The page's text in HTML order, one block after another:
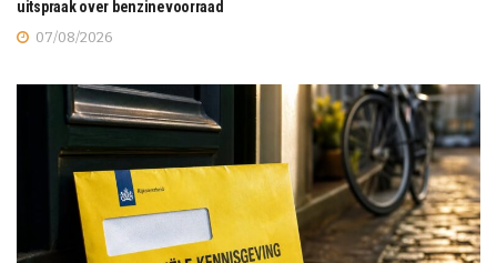
uitspraak over benzinevoorraad
07/08/2026